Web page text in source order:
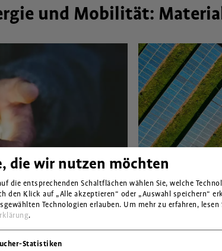
und Mobilität:
sich kaum noch
prekären
zusammen?
Zweistündige
Wie schaffen
die wir nutzen möchten
die entsprechenden Schaltflächen wählen Sie, welche
den Klick auf „Alle akzeptieren“ oder „Auswahl speichern“
Technologien erlauben. Um mehr zu erfahren, lesen
.
Statistiken